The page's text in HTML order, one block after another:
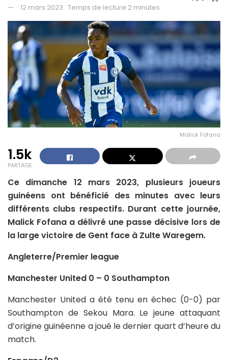
12 mars 2023 Temps de lecture:2 minutes
Malick Fofana
1.5k
PARTAGE
Ce dimanche 12 mars 2023, plusieurs joueurs
guinéens ont bénéficié des minutes avec leurs
différents clubs respectifs. Durant cette journée,
Malick Fofana a délivré une passe décisive lors de
la large victoire de Gent face à Zulte Waregem.
Angleterre/Premier league
Manchester United 0 – 0 Southampton
Manchester United a été tenu en échec (0-0) par
Southampton de Sekou Mara. Le jeune attaquant
d’origine guinéenne a joué le dernier quart d’heure du
match.